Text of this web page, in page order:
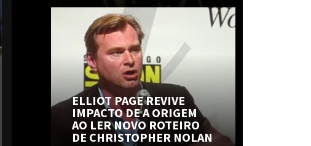
ELLIOT PAGE REVIVE
IMPACTO DE A ORIGEM
AO LER NOVO ROTEIRO
DE CHRISTOPHER NOLAN